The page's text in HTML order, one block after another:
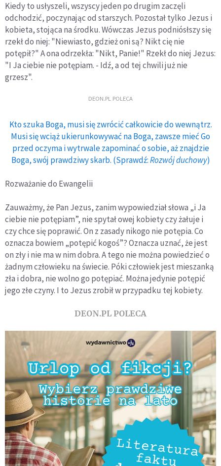
Kiedy to usłyszeli, wszyscy jeden po drugim zaczęli
odchodzić, poczynając od starszych. Pozostał tylko Jezus i
kobieta, stojąca na środku. Wówczas Jezus podniósłszy się
rzekł do niej: "Niewiasto, gdzież oni są? Nikt cię nie
potępił?" A ona odrzekła: "Nikt, Panie!" Rzekł do niej Jezus:
"I Ja ciebie nie potępiam. - Idź, a od tej chwili już nie
grzesz".
DEON.PL POLECA
Kto szuka Boga, musi się zwrócić całkowicie do wewnątrz.
Musi się wciąż ukierunkowywać na Boga, zawsze mieć Go
przed oczyma i wytrwale zapominać o sobie, aż znajdzie
Boga, swój prawdziwy skarb. (Sprawdź:Rozwój duchowy)
Rozważanie do Ewangelii
Zauważmy, że Pan Jezus, zanim wypowiedział słowa „i Ja
ciebie nie potępiam”, nie spytał owej kobiety czy żałuje i
czy chce się poprawić. On z zasady nikogo nie potępia. Co
oznacza bowiem „potępić kogoś”? Oznacza uznać, że jest
on zły i nie ma w nim dobra. A tego nie można powiedzieć o
żadnym człowieku na świecie. Póki człowiek jest mieszanką
zła i dobra, nie wolno go potępiać. Można jedynie potępić
jego złe czyny. I to Jezus zrobił w przypadku tej kobiety.
DEON.PL POLECA